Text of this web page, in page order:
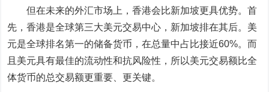
但在未来的外汇市场上，香港会比新加坡更具优势。首
先，香港是全球第三大美元交易中心，新加坡排在其后。美
元是全球排名第一的储备货币，在总量中占比接近60%。而
且美元具有最佳的流动性和抗风险性，所以美元交易额比全
体货币的总交易额更重要、更关键。